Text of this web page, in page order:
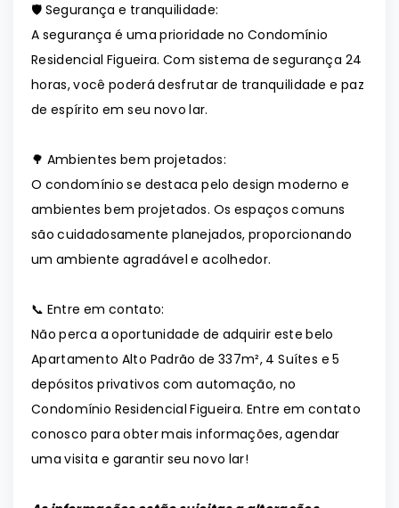
🛡️ Segurança e tranquilidade:
A segurança é uma prioridade no Condomínio
Residencial Figueira. Com sistema de segurança 24
horas, você poderá desfrutar de tranquilidade e paz
de espírito em seu novo lar.
🌳 Ambientes bem projetados:
O condomínio se destaca pelo design moderno e
ambientes bem projetados. Os espaços comuns
são cuidadosamente planejados, proporcionando
um ambiente agradável e acolhedor.
📞 Entre em contato:
Não perca a oportunidade de adquirir este belo
Apartamento Alto Padrão de 337m², 4 Suítes e 5
depósitos privativos com automação, no
Condomínio Residencial Figueira. Entre em contato
conosco para obter mais informações, agendar
uma visita e garantir seu novo lar!